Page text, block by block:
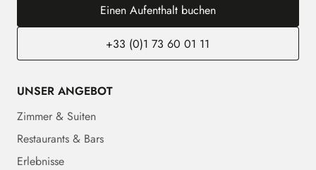
Einen Aufenthalt buchen
+33 (0)1 73 60 01 11
UNSER ANGEBOT
Zimmer & Suiten
Restaurants & Bars
Erlebnisse